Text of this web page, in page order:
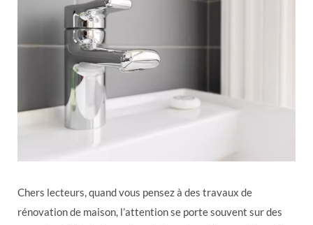
Chers lecteurs, quand vous pensez à des travaux de
rénovation de maison, l’attention se porte souvent sur des